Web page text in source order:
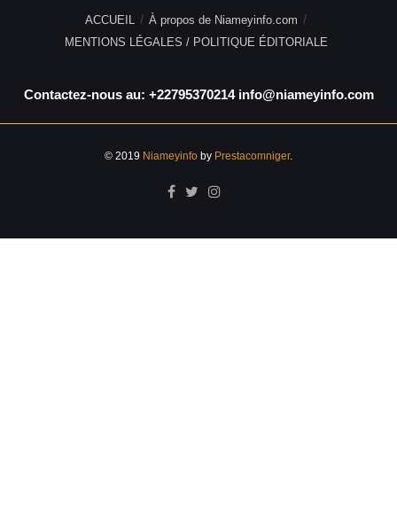
ACCUEIL
À propos de Niameyinfo.com
MENTIONS LÉGALES / POLITIQUE ÉDITORIALE
Contactez-nous au: +22795370214 info@niameyinfo.com
© 2019 Niameyinfo by Prestacomniger.